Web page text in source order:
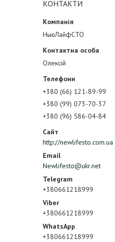
КОНТАКТИ
НьюЛайфСТО
Олексій
+380 (66) 121-89-99
+380 (99) 073-70-37
+380 (96) 586-04-84
http://newlifesto.com.ua
Newlifesto@ukr.net
+380661218999
+380661218999
+380661218999